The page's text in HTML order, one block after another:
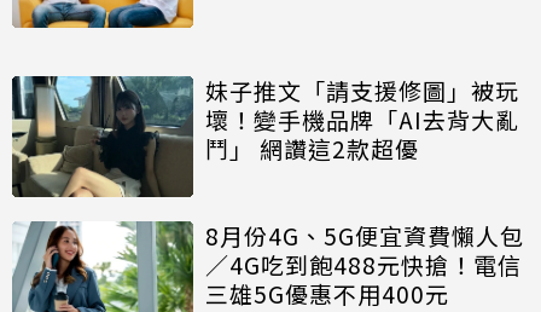
妹子推文「請支援修圖」被玩
壞！變手機品牌「AI去背大亂
鬥」 網讚這2款超優
8月份4G、5G便宜資費懶人包
／4G吃到飽488元快搶！電信
三雄5G優惠不用400元